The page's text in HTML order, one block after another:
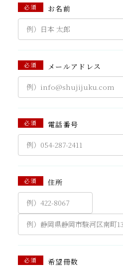
必須 お名前
必須 メールアドレス
必須 電話番号
必須 住所
必須 希望冊数